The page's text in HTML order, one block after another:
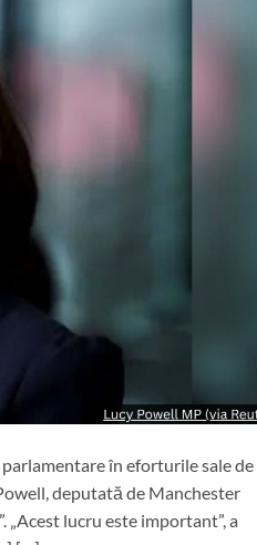
în eforturile sale de
deputată de Manchester
lucru este important”, a